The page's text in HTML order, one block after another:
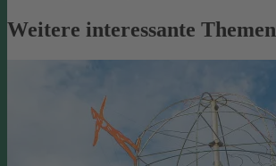
Weitere interessante Themen